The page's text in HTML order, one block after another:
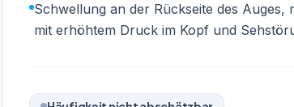
Schwellung an der Rückseite des Auges,
mit erhöhtem Druck im Kopf und